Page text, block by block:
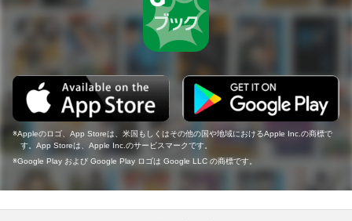
Appleのロゴ、App Storeは、米国もしくはその他の国や地域におけるApple Inc.の商標で
す。App Storeは、Apple Inc.のサービスマークです。
Google Play および Google Play ロゴは Google LLC の商標です。